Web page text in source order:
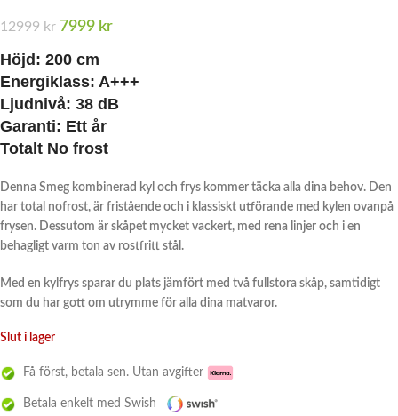
12999kr 7999 kr
Höjd: 200 cm
Energiklass: A+++
Ljudnivå: 38 dB
Garanti: Ett år
Totalt No frost
Denna Smeg kombinerad kyl och frys kommer täcka alla dina behov. Den
har total nofrost, är fristående och i klassiskt utförande med kylen ovanpå
frysen. Dessutom är skåpet mycket vackert, med rena linjer och i en
behagligt varm ton av rostfritt stål.
Med en kylfrys sparar du plats jämfört med två fullstora skåp, samtidigt
som du har gott om utrymme för alla dina matvaror.
Slut i lager
Få först, betala sen. Utan avgifter
Betala enkelt med Swish